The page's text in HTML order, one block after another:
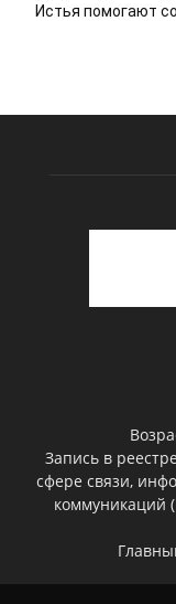
Истья помогают
Запись в
сфере связи,
коммуникаций